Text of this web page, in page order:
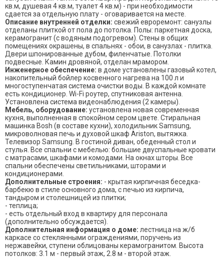
кв.м, душевая 4 кв.м, туалет 4 кв.м) - при необходимости
сдается за отдельную плату - оговаривается на месте.
Описание внутренней отделки: свежий евроремонт: санузлы
отделаны плиткой от пола до потолка. Полы: паркетная доска,
керамогранит (с водяным подогревом). Стены в общих
помещениях окрашены, в спальнях - обои, в санузлах - плитка.
Двери шпонированные дубом, филенчатые. Потолки
подвесные. Камин дровяной, отделан мрамором.
Инженерное обеспечение: в доме установлены газовый котел,
накопительный бойлер косвенного нагрева на 100 л и
многоступенчатая система очистки воды. В каждой комнате
есть кондиционер. Wi-Fi роутер, спутниковая антенна.
Установлена система видеонаблюдения (2 камеры).
Мебель, оборудование: установлена новая современная
кухня, выполненная в спокойном сером цвете. Стиральная
машинка Bosh (в составе кухни), холодильник Samsung,
микроволновая печь и духовой шкаф Ariston, вытяжка.
Телевизор Samsung. В гостиной диван, обеденный стол и
стулья. Все спальни с мебелью: большие двуспальные кровати
с матрасами, шкафами и комодами. На окнах шторы. Все
спальни обеспечены светильниками, шторами и
кондиционерами.
Дополнительные строения: - крытая кирпичная беседка-
барбекю в стиле основного дома, с печью из кирпича,
тандыром и столешницей из плитки;
- теплица;
- есть отдельный вход в квартиру для персонала
(дополнительно обсуждается).
Дополнительная информация о доме: лестница на ж/б
каркасе со стеклянными ограждениями, поручень из
нержавейки, ступени облицованы керамогранитом. Высота
потолков: 3.1 м - первый этаж, 2.8 м - второй этаж.